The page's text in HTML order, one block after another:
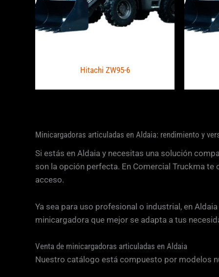
Hitachi ZW95-6
Minicargadoras articuladas en Aldaia: rendimiento y
Si estás en Aldaia y necesitas una solución
son la opción perfecta. En Comercial Truckma
acceso.
Ya sea para uso profesional o industrial, en
minicargadora que mejor se adapta a tus
Venta de minicargadoras articuladas en Aldaia
Nuestro catálogo está compuesto por modelos